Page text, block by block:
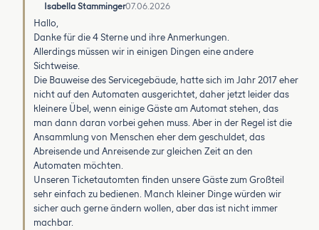
Isabella Stamminger07.06.2026
Hallo,
Danke für die 4 Sterne und ihre Anmerkungen.
Allerdings müssen wir in einigen Dingen eine andere
Sichtweise.
Die Bauweise des Servicegebäude, hatte sich im Jahr 2017 eher
nicht auf den Automaten ausgerichtet, daher jetzt leider das
kleinere Übel, wenn einige Gäste am Automat stehen, das
man dann daran vorbei gehen muss. Aber in der Regel ist die
Ansammlung von Menschen eher dem geschuldet, das
Abreisende und Anreisende zur gleichen Zeit an den
Automaten möchten.
Unseren Ticketautomten finden unsere Gäste zum Großteil
sehr einfach zu bedienen. Manch kleiner Dinge würden wir
sicher auch gerne ändern wollen, aber das ist nicht immer
machbar.